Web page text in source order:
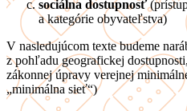
sociálna dostupnosť
a kategórie obyvateľstva)
V nasledujúcom texte budeme
z pohľadu geografickej
zákonnej úpravy verejnej
„minimálna sieť“)